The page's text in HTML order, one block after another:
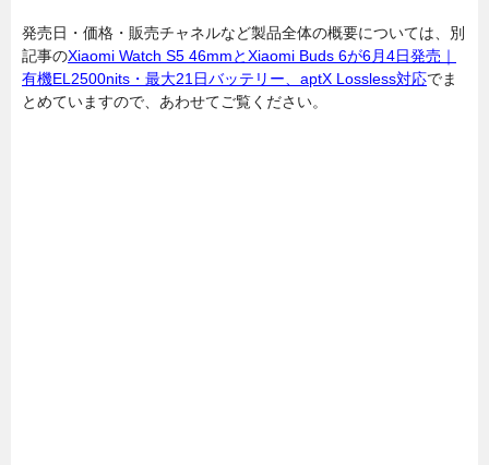
発売日・価格・販売チャネルなど製品全体の概要については、別
記事のXiaomi Watch S5 46mmとXiaomi Buds 6が6月4日発売｜
有機EL2500nits・最大21日バッテリー、aptX Lossless対応でま
とめていますので、あわせてご覧ください。